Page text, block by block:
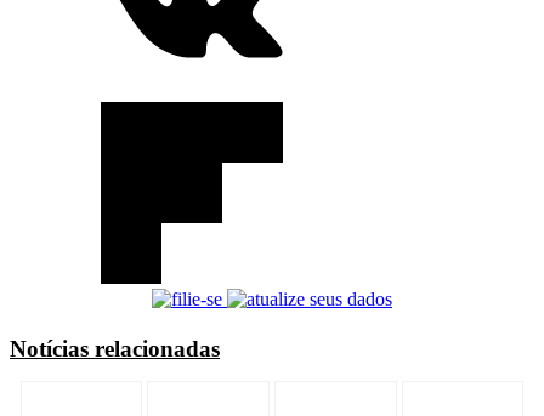
Notícias relacionadas